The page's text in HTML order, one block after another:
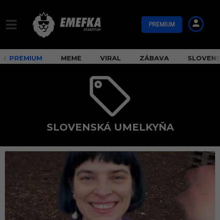
PREMIUM
PREMIUM MEME VIRAL ZÁBAVA
SLOVENSKÁ UMELKYŇA